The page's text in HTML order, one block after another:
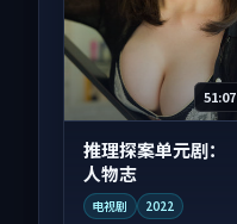
51:07
推理探案单元剧：
人物志
电视剧 2022